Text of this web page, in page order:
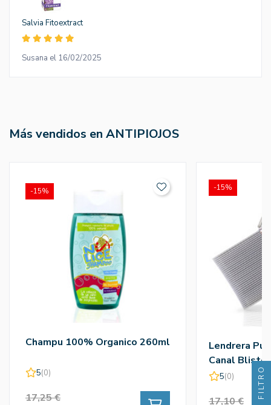
Salvia Fitoextract
Susana el 16/02/2025
Más vendidos en ANTIPIOJOS
Champu 100% Organico 260ml
5(0)
17,25 €
-15%
Lendrera
Canal Blister
5(0)
17,10 €
-15%
FILTRO